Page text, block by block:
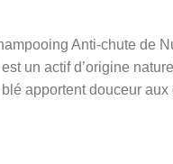
Anti-chute de
un actif d’origine
apportent douceur